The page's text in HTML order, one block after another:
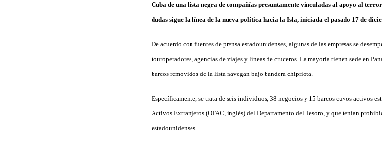
Cuba de una lista negra de compañías presuntamente vinculadas al apoyo al
dudas sigue la línea de la nueva política hacia la Isla, iniciada el pasado 17 de
De acuerdo con fuentes de prensa estadounidenses, algunas de las empresas se
touroperadores, agencias de viajes y líneas de cruceros. La mayoría tienen sede en
barcos removidos de la lista navegan bajo bandera chipriota.
Específicamente, se trata de seis individuos, 38 negocios y 15 barcos cuyos activos
Activos Extranjeros (OFAC, inglés) del Departamento del Tesoro, y que tenían
estadounidenses.